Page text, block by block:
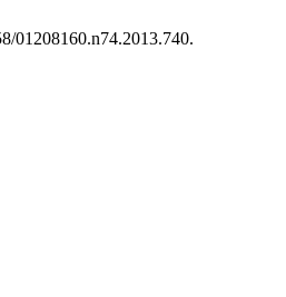
01208160.n74.2013.740.